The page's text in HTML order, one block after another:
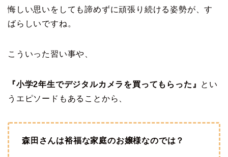
悔しい思いをしても諦めずに頑張り続ける姿勢が、す
ばらしいですね。
こういった習い事や、
『小学2年生でデジタルカメラを買ってもらった』 とい
うエピソードもあることから、
森田さんは裕福な家庭のお嬢様なのでは？